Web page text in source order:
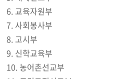
6. 교육자원부
7. 사회봉사부
8. 고시부
9. 신학교육부
10. 농어촌선교부